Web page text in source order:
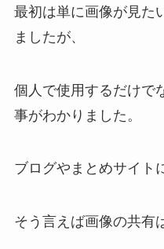
最初は単に画像が見た
ましたが、
個人で使用するだけで
事がわかりました。
ブログやまとめサイト
そう言えば画像の共有